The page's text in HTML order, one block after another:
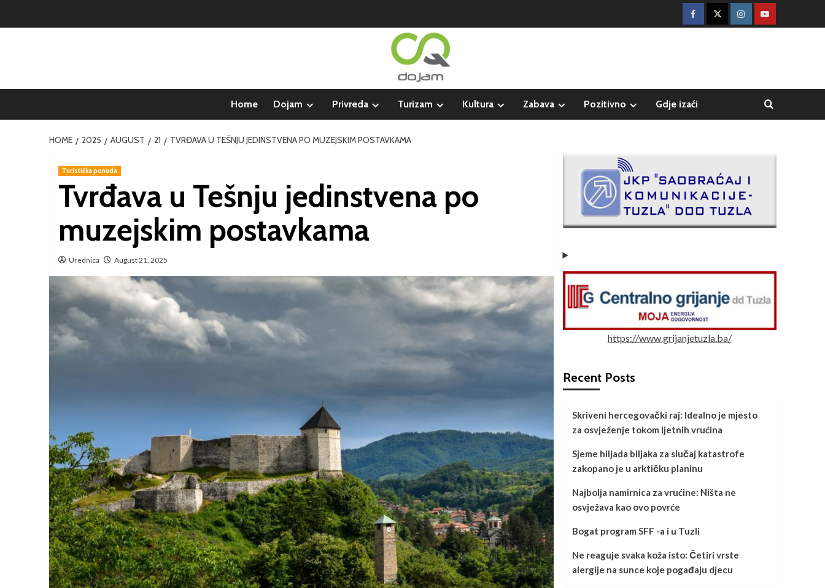
Home Dojam Privreda Turizam Kultura Zabava Pozitivno Gdje izaći
HOME 2025 AUGUST 21 TVRĐAVA U TEŠNJU JEDINSTVENA PO MUZEJSKIM POSTAVKAMA
Turistička ponuda
Tvrđava u Tešnju jedinstvena po
muzejskim postavkama
Urednica August 21, 2025
https://www.grijanjetuzla.ba/
Recent Posts
Skriveni hercegovački raj: Idealno je mjesto
za osvježenje tokom ljetnih vrućina
Sjeme hiljada biljaka za slučaj katastrofe
zakopano je u arktičku planinu
Najbolja namirnica za vrućine: Ništa ne
osvježava kao ovo povrće
Bogat program SFF -a i u Tuzli
Ne reaguje svaka koža isto: Četiri vrste
alergije na sunce koje pogađaju djecu